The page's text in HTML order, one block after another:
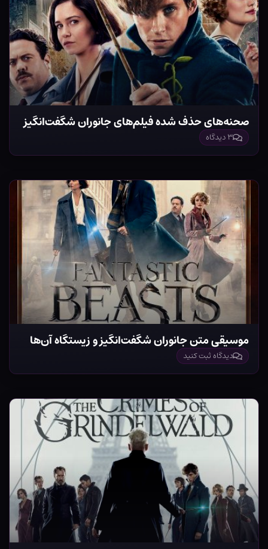
صحنه‌های حذف شده فیلم‌های جانوران شگفت‌انگیز
۳ دیدگاه
موسیقی متن جانوران شگفت‌انگیز و زیستگاه آن‌ها
دیدگاه ثبت کنید